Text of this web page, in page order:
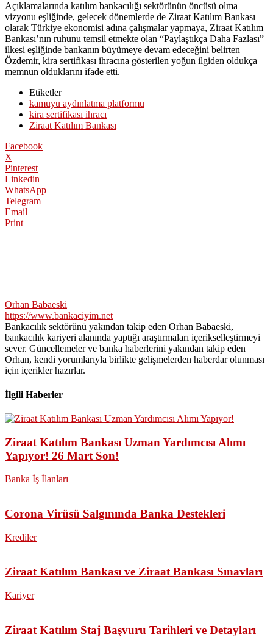
Açıklamalarında katılım bankacılığı sektörünün öncüsü olma
vizyonu eşliğinde, gelecek dönemlerde de Ziraat Katılım Bankası
olarak Türkiye ekonomisi adına çalışmalar yapmaya, Ziraat Katılım
Bankası’nın ruhunu temsil etmekte olan “Paylaştıkça Daha Fazlası”
ilkesi eşliğinde bankanın büyümeye devam edeceğini belirten
Özdemir, kira sertifikası ihracına gösterilen yoğun ilgiden oldukça
memnun olduklarını ifade etti.
Etiketler
kamuyu aydınlatma platformu
kira sertifikası ihracı
Ziraat Katılım Bankası
Facebook
X
Pinterest
Linkedin
WhatsApp
Telegram
Email
Print
Orhan Babaeski
https://www.bankaciyim.net
Bankacılık sektörünü yakından takip eden Orhan Babaeski,
bankacılık kariyeri alanında yaptığı araştırmaları içerikselleştirmeyi
sever. Güncellemeler ve banka haberlerini yakından takip eden
Orhan, kendi yorumlarıyla birlikte gelişmelerden haberdar olunması
için içerikler hazırlar.
İlgili Haberler
Ziraat Katılım Bankası Uzman Yardımcısı Alımı
Yapıyor! 26 Mart Son!
Banka İş İlanları
Corona Virüsü Salgınında Banka Destekleri
Krediler
Ziraat Katılım Bankası ve Ziraat Bankası Sınavları
Kariyer
Ziraat Katılım Staj Başvuru Tarihleri ve Detayları